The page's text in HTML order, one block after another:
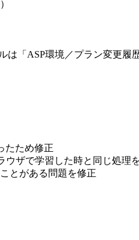
「ASP環境／プラン変更履
たため修正
ザで学習した時と同じ処理
とがある問題を修正